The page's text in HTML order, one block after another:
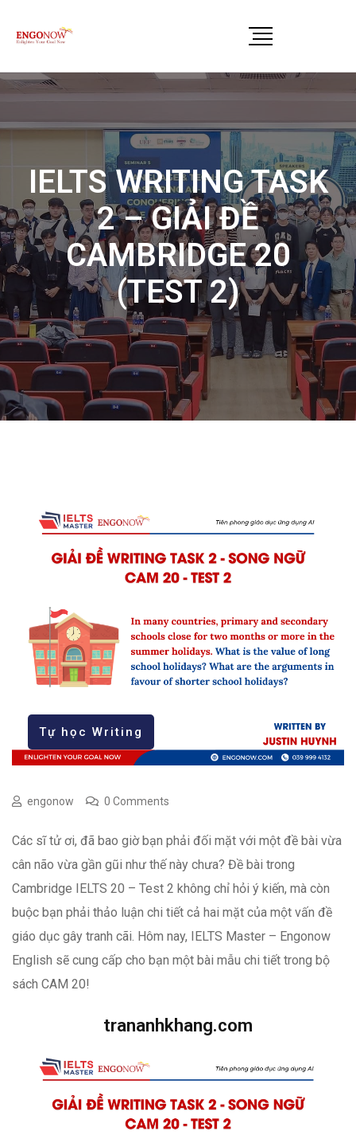
IELTS WRITING TASK
2 – GIẢI ĐỀ
CAMBRIDGE 20
(TEST 2)
Tự học Writing
engonow 0 Comments
Các sĩ tử ơi, đã bao giờ bạn phải đối mặt với một đề bài vừa
cân não vừa gần gũi như thế này chưa? Đề bài trong
Cambridge IELTS 20 – Test 2 không chỉ hỏi ý kiến, mà còn
buộc bạn phải thảo luận chi tiết cả hai mặt của một vấn đề
giáo dục gây tranh cãi. Hôm nay, IELTS Master – Engonow
English sẽ cung cấp cho bạn một bài mẫu chi tiết trong bộ
sách CAM 20!
trananhkhang.com